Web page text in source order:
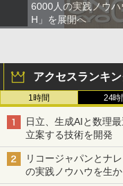
6000人の実践ノウ
H」を展開へ
アクセスランキ
1時間 24時
日立、生成AIと数理
立案する技術を開発
リコージャパンとナ
の実践ノウハウを生